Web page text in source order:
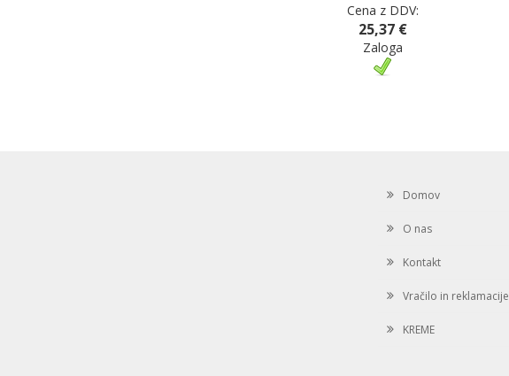
Cena z DDV:
25,37 €
Zaloga
Domov
O nas
Kontakt
Vračilo in reklamacije
KREME